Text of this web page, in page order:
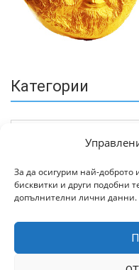
За да осигурим най-
бисквитки и други подобни
допълнителни лични данни.
Категории
Архив